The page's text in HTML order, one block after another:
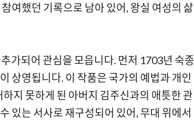
여했던 기록으로 남아 있어, 왕실 여성의 삶
가되어 관심을 모읍니다. 먼저 1703년 숙종
상영됩니다. 이 작품은 국가의 예법과 개인
지 못하게 된 아버지 김주신과의 애틋한 관
있는 서사로 재구성되어 있어, 무대 위에서